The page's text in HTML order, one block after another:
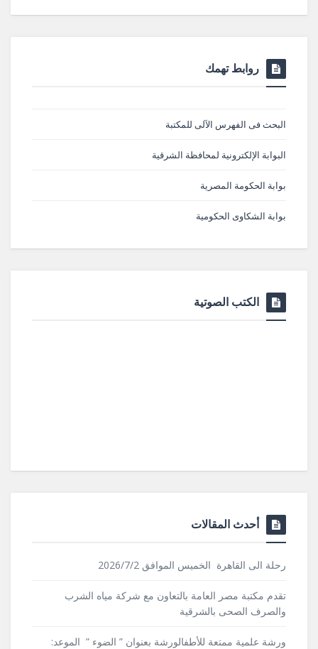
روابط تهمك
البحث فى الفهرس الآلى للمكتبة
البوابة الإلكترونية لمحافظة الشرقية
بوابة الحكومة المصرية
بوابة الشكاوى الحكومية
الكتب الصوتية
أحدث المقالات
رحلة الى القاهرة الخميس الموافق 2026/7/2
تقدم مكتبة مصر العامة بالتعاون مع شركة مياه الشرب
والصرف الصحى بالشرقية
ورشة علمية ممتعة للأطفالورشة بعنوان ” الضوء ” الموعد: